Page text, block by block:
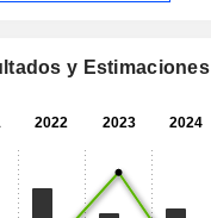
y Estimaciones